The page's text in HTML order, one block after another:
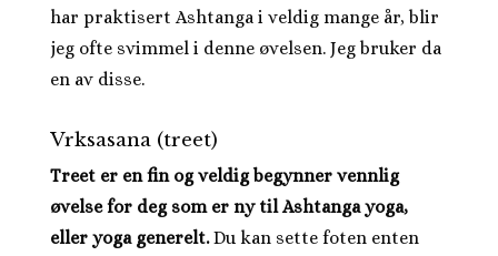
har praktisert Ashtanga i veldig mange år, blir
jeg ofte svimmel i denne øvelsen. Jeg bruker da
en av disse.
Vrksasana (treet)
Treet er en fin og veldig begynner vennlig
øvelse for deg som er ny til Ashtanga yoga,
eller yoga generelt.Du kan sette foten enten